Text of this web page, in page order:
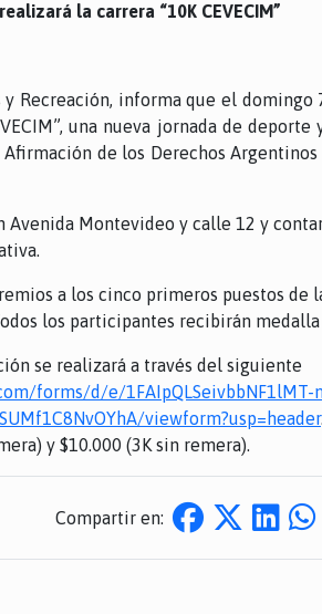
la carrera “10K CEVECIM”
Recreación, informa que el domingo
una nueva jornada de
de los Derechos
Avenida Montevideo y calle 12 y
a los cinco primeros puestos de
los participantes recibirán
se realizará a través del siguiente
forms/d/e/1FAIpQLSeivbbNF1lMT-
viewform?usp=header
y $10.000 (3K sin remera).
Compartir en: